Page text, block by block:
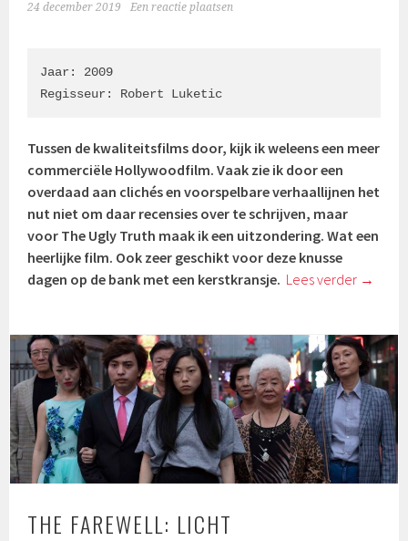
24 december 2019 Een reactie plaatsen
Jaar: 2009
Regisseur: Robert Luketic
Tussen de kwaliteitsfilms door, kijk ik weleens een meer
commerciële Hollywoodfilm. Vaak zie ik door een
overdaad aan clichés en voorspelbare verhaallijnen het
nut niet om daar recensies over te schrijven, maar
voor The Ugly Truth maak ik een uitzondering. Wat een
heerlijke film. Ook zeer geschikt voor deze knusse
dagen op de bank met een kerstkransje. Lees verder →
THE FAREWELL: LICHT